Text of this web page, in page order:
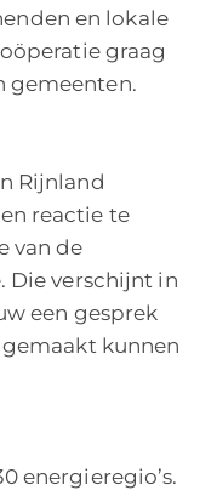
en lokale
graag
gemeenten.
Rijnland
reactie te
van de
Die verschijnt in
een gesprek
kunnen
energieregio’s.